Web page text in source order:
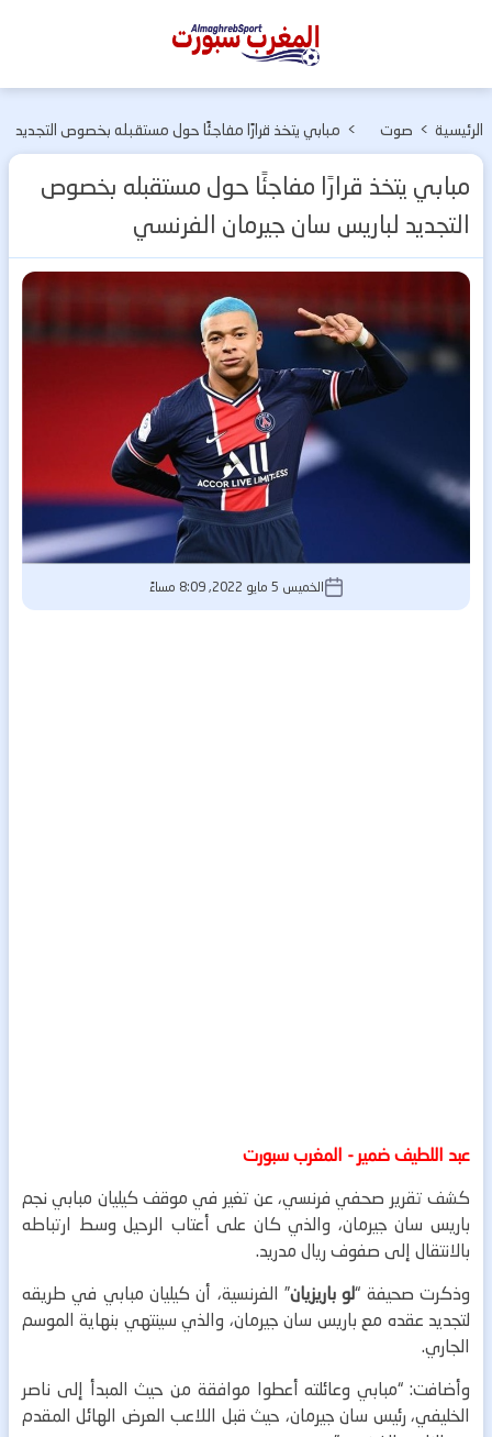
المغرب
الرئيسية > صوت
> مبابي يتخذ قرارًا مفاجئًا حول مستقبله بخصوص التجديد
لباريس سان جيرمان الفرنسي
مبابي يتخذ قرارًا مفاجئًا حول مستقبله بخصوص
التجديد لباريس سان جيرمان الفرنسي
الخميس 5 مايو 2022, 8:09 مساءً
عبد اللطيف ضمير - المغرب سبورت
كشف تقرير صحفي فرنسي، عن تغير في موقف كيليان مبابي نجم
باريس سان جيرمان، والذي كان على أعتاب الرحيل وسط ارتباطه
بالانتقال إلى صفوف ريال مدريد.
وذكرت صحيفة “لو باريزيان” الفرنسية، أن كيليان مبابي في طريقه
لتجديد عقده مع باريس سان جيرمان، والذي سينتهي بنهاية الموسم
الجاري.
وأضافت: “مبابي وعائلته أعطوا موافقة من حيث المبدأ إلى ناصر
الخليفي، رئيس سان جيرمان، حيث قبل اللاعب العرض الهائل المقدم